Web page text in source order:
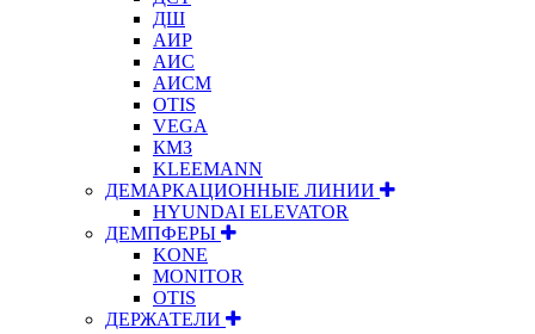
ДШ
АИР
АИС
АИСМ
OTIS
VEGA
КМЗ
KLEEMANN
ДЕМАРКАЦИОННЫЕ ЛИНИИ
HYUNDAI ELEVATOR
ДЕМПФЕРЫ
KONE
MONITOR
OTIS
ДЕРЖАТЕЛИ